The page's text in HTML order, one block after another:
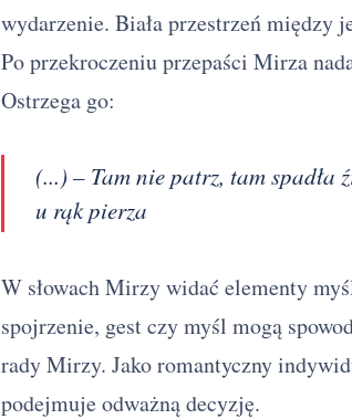
wydarzenie. Biała przestrzeń między
Po przekroczeniu przepaści Mirza
Ostrzega go:
(...) – Tam nie patrz, tam spadła
u rąk pierza
W słowach Mirzy widać elementy
spojrzenie, gest czy myśl mogą
rady Mirzy. Jako romantyczny
podejmuje odważną decyzję.